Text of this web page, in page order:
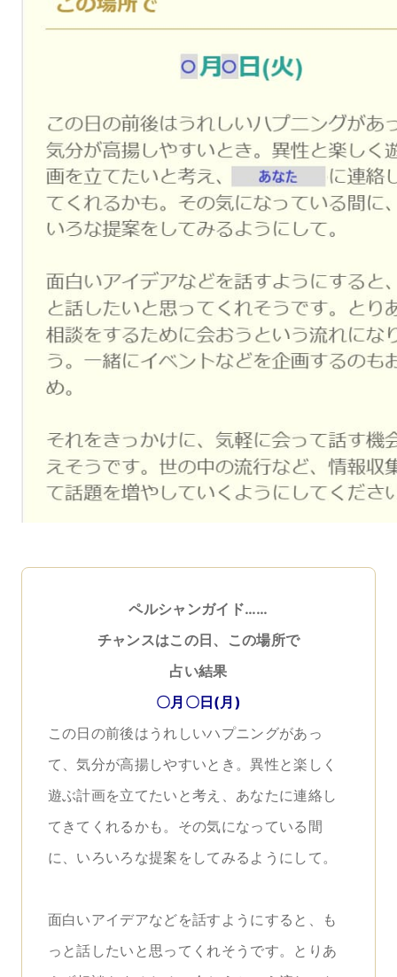
ペルシャンガイド……
チャンスはこの日、この場所で
占い結果
〇月〇日(月)
この日の前後はうれしいハプニングがあっ
て、気分が高揚しやすいとき。異性と楽しく
遊ぶ計画を立てたいと考え、あなたに連絡し
てきてくれるかも。その気になっている間
に、いろいろな提案をしてみるようにして。
面白いアイデアなどを話すようにすると、も
っと話したいと思ってくれそうです。とりあ